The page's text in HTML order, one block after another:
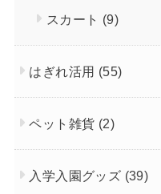
スカート (9)
はぎれ活用 (55)
ペット雑貨 (2)
入学入園グッズ (39)